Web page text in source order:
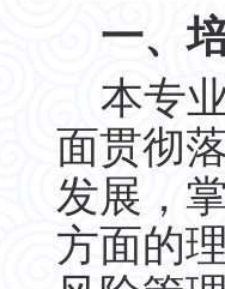
一、
本专
面贯彻
发展，
方面的